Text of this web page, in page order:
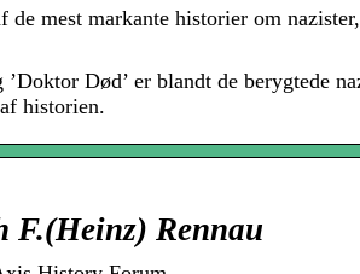
mest markante historier om
Død’ er blandt de berygtede
historien.
Rennau